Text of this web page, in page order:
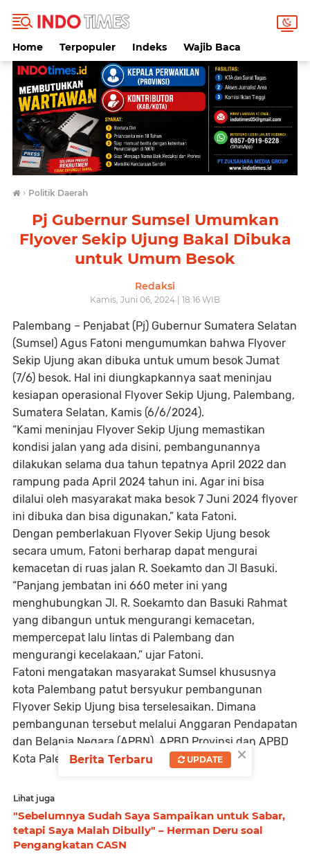
Home Terpopuler Indeks Wajib Baca
› Politik Daerah
Pj Gubernur Sumsel Umumkan
Flyover Sekip Ujung Bakal Dibuka
untuk Umum Besok
Redaksi
Kamis, Juni 06, 2024 | 18:16 WIB
Palembang – Penjabat (Pj) Gubernur Sumatera Selatan
(Sumsel) Agus Fatoni mengumumkan bahwa Flyover
Sekip Ujung akan dibuka untuk umum besok Jumat
(7/6) besok. Hal ini diungkapkannya saat meninjau
kesiapan operasional Flyover Sekip Ujung, Palembang,
Sumatera Selatan, Kamis (6/6/2024).
“Kami meninjau Flyover Sekip Ujung memastikan
kondisi jalan yang ada disini, pembangunannya
dilakukan selama dua tahun tepatnya April 2022 dan
rampung pada April 2024 tahun ini. Agar ini bisa
dilalui oleh masyarakat maka besok 7 Juni 2024 flyover
ini dibuka dan bisa digunakan,” kata Fatoni.
Dengan pemberlakuan Flyover Sekip Ujung besok
secara umum, Fatoni berharap dapat mengurai
kemacetan di ruas jalan R. Soekamto dan Jl Basuki.
“Panjang jembatan ini 660 meter ini yang
menghubungkan Jl. R. Soekamto dan Basuki Rahmat
yang dibangun untuk mengurangi kemacetan,
mempercepat lalu lintas di Palembang dan
mengurangi kecelakaan,” ujar Fatoni.
Fatoni mengatakan masyarakat Sumsel khususnya
kota Palembang patut bersyukur pembangunan
Flyover Sekip Ujung bisa terselesaikan. Dimana
pembangunan tersebut melalui Anggaran Pendapatan
dan Belanja Negara (APBN), APBD Provinsi dan APBD
Kota Palembang.
Lihat juga
"Sebelumnya Sudah Saya Sampaikan untuk Sabar,
tetapi Saya Malah Dibully" – Herman Deru soal
Pengangkatan CASN
×
Berita Terbaru UPDATE